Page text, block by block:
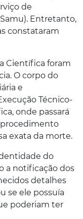
de
Entretanto,
constataram
Científica foram
O corpo do
e
Técnico-
onde passará
procedimento
exata da morte.
do
a notificação dos
detalhes
se ele possuía
poderiam ter